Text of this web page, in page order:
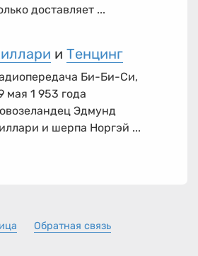
доставляет ...
и Тенцинг
Би-Би-Си,
мая 1 953 года
Эдмунд
и шерпа Норгэй ...
Обратная связь